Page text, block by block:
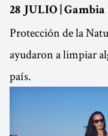
28 JULIO | Gambia
Protección de la
ayudaron a limpiar
país.